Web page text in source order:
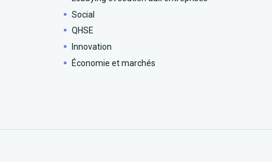
Social
QHSE
Innovation
Économie et marchés